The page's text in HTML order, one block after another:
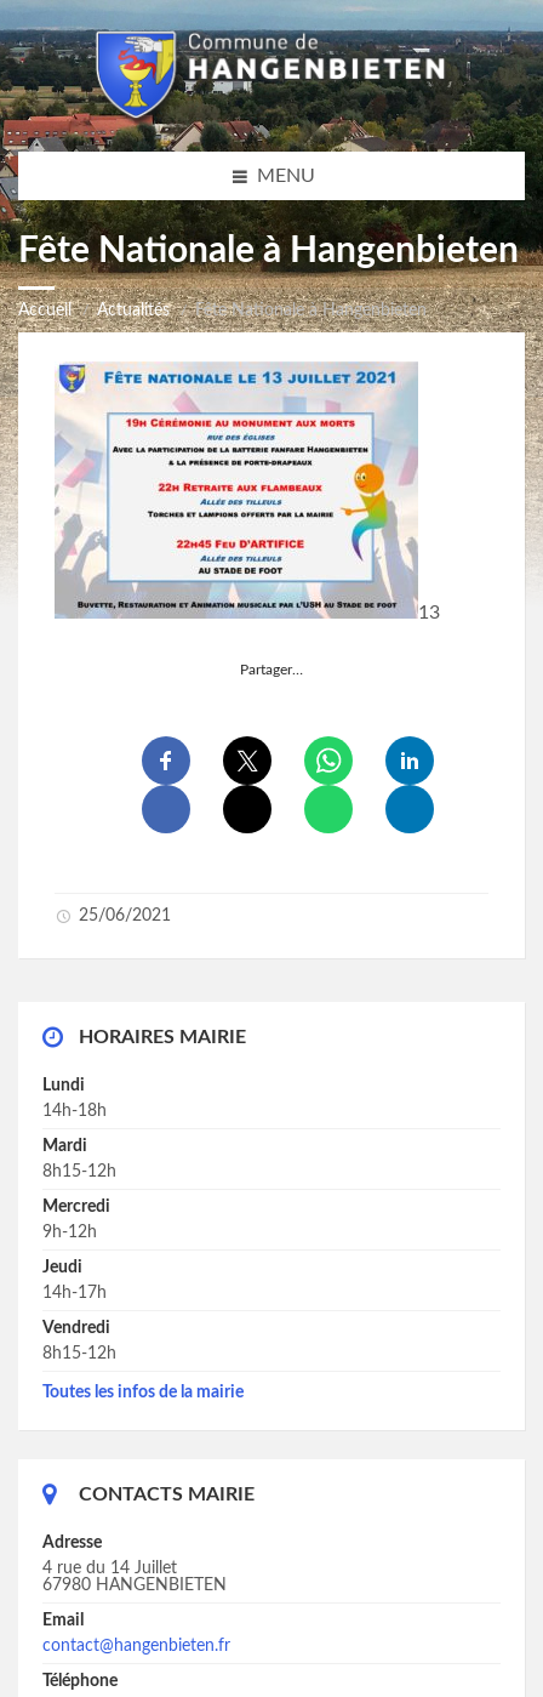
MENU
Fête Nationale à Hangenbieten
Accueil Actualités Fête Nationale à Hangenbieten
13
Partager…
25/06/2021
HORAIRES MAIRIE
Lundi
14h-18h
Mardi
8h15-12h
Mercredi
9h-12h
Jeudi
14h-17h
Vendredi
8h15-12h
Toutes les infos de la mairie
CONTACTS MAIRIE
Adresse
4 rue du 14 Juillet
67980 HANGENBIETEN
Email
contact@hangenbieten.fr
Téléphone